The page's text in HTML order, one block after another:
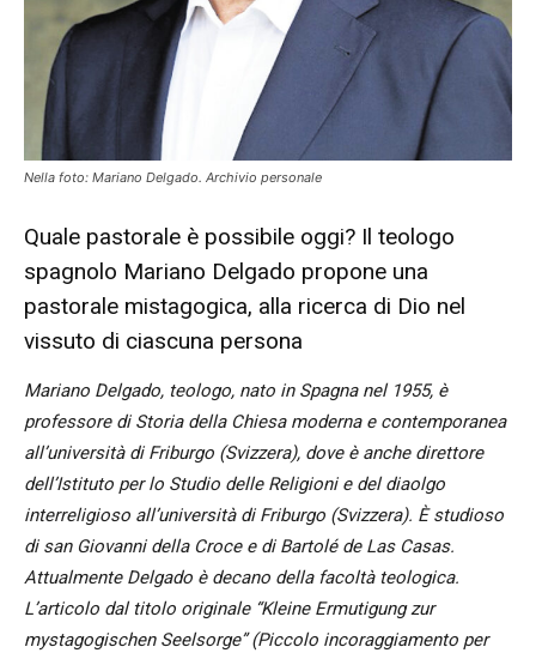
Nella foto: Mariano Delgado. Archivio personale
Quale pastorale è possibile oggi? Il teologo
spagnolo Mariano Delgado propone una
pastorale mistagogica, alla ricerca di Dio nel
vissuto di ciascuna persona
Mariano Delgado, teologo, nato in Spagna nel 1955, è
professore di Storia della Chiesa moderna e contemporanea
all’università di Friburgo (Svizzera), dove è anche direttore
dell’Istituto per lo Studio delle Religioni e del diaolgo
interreligioso all’università di Friburgo (Svizzera). È studioso
di san Giovanni della Croce e di Bartolé de Las Casas.
Attualmente Delgado è decano della facoltà teologica.
L’articolo dal titolo originale “Kleine Ermutigung zur
mystagogischen Seelsorge” (Piccolo incoraggiamento per